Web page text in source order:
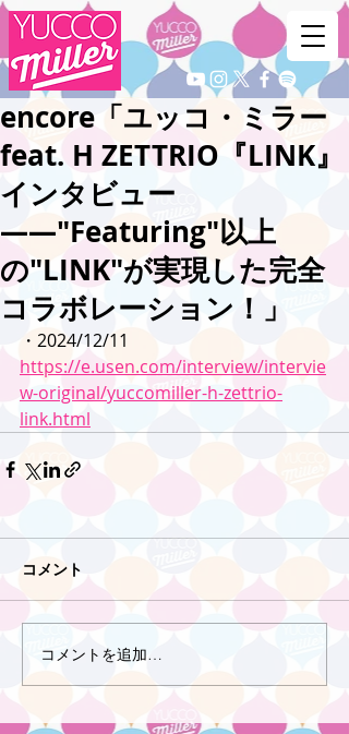
encore「ユッコ・ミラー
feat. H ZETTRIO『LINK』
インタビュー
――"Featuring"以上
の"LINK"が実現した完全
コラボレーション！」
・2024/12/11
https://e.usen.com/interview/intervie
w-original/yuccomiller-h-zettrio-
link.html
コメント
コメントを追加…